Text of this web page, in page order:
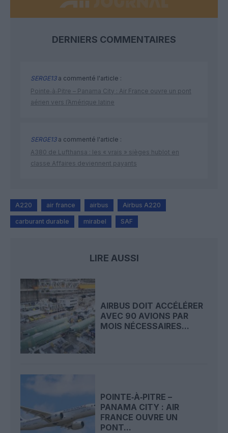
DERNIERS COMMENTAIRES
SERGE13a commenté l'article :
Pointe‑à‑Pitre – Panama City : Air France ouvre un pont
aérien vers l’Amérique latine
SERGE13a commenté l'article :
A380 de Lufthansa : les « vrais » sièges hublot en
classe Affaires deviennent payants
A220 air france airbus Airbus A220
carburant durable mirabel SAF
LIRE AUSSI
AIRBUS DOIT ACCÉLÉRER
AVEC 90 AVIONS PAR
MOIS NÉCESSAIRES...
POINTE‑À‑PITRE –
PANAMA CITY : AIR
FRANCE OUVRE UN
PONT...